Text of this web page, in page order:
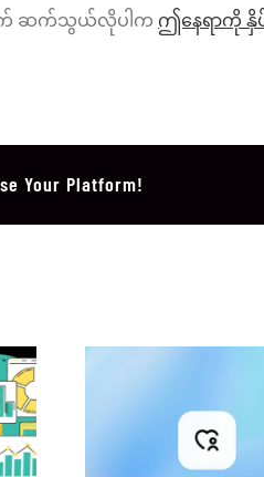
က် ဆက်သွယ်လိုပါက ဤနေရာကို နှိပ်
Your Platform!